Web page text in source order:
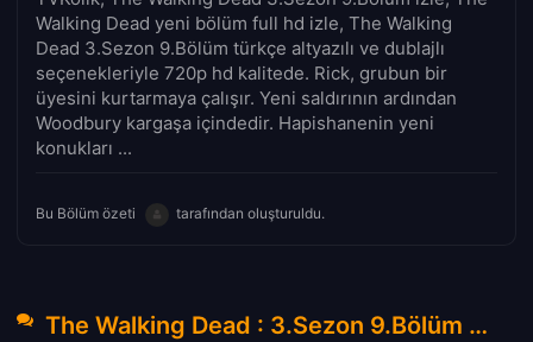
Walking Dead yeni bölüm full hd izle, The Walking
Dead 3.Sezon 9.Bölüm türkçe altyazılı ve dublajlı
seçenekleriyle 720p hd kalitede. Rick, grubun bir
üyesini kurtarmaya çalışır. Yeni saldırının ardından
Woodbury kargaşa içindedir. Hapishanenin yeni
konukları ...
Bu Bölüm özeti tarafından oluşturuldu.
The Walking Dead : 3.Sezon 9.Bölüm Hakkında Yorumlar